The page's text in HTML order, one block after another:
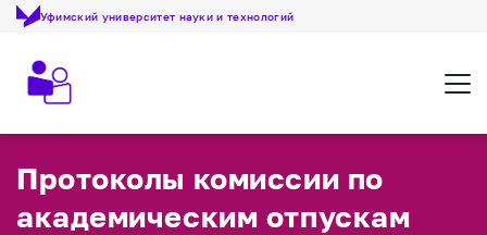
Уфимский университет науки и технологий
Протоколы комиссии по
академическим отпускам